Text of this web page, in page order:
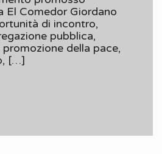
El Comedor Giordano
di incontro,
pubblica,
della pace,
[…]